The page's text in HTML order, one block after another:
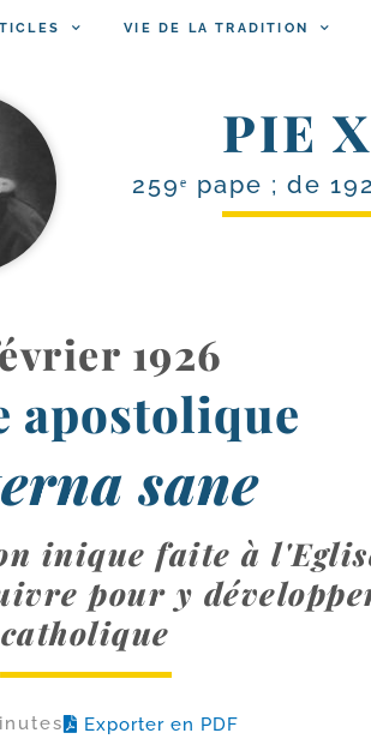
VIE DE LA TRADITION
PIE
259ᵉ pape ; de
1926
apostolique
sane
inique faite à
pour y
catholique
Exporter en PDF